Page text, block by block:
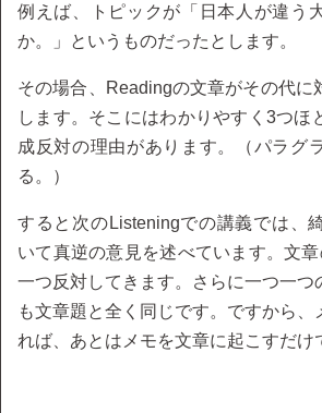
例えば、トピックが「日本人が違う
か。」というものだったとします。
その場合、Readingの文章がその代に
します。そこにはわかりやすく3つほ
成反対の理由があります。（パラグ
る。）
すると次のListeningでの講義では、
いて真逆の意見を述べています。文
一つ反対してきます。さらに一つ一つ
も文章題と全く同じです。ですから、
れば、あとはメモを文章に起こすだけ